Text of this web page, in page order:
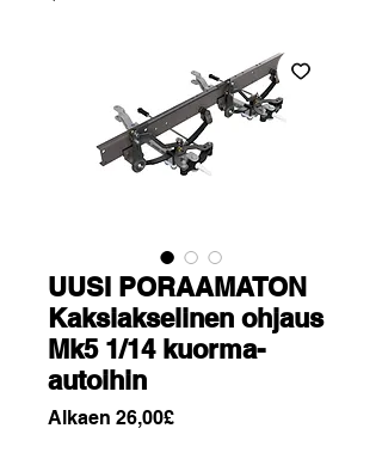
UUSI PORAAMATON
Kaksiakselinen ohjaus
Mk5 1/14 kuorma-
autoihin
Alkaen 26,00£Alehinta